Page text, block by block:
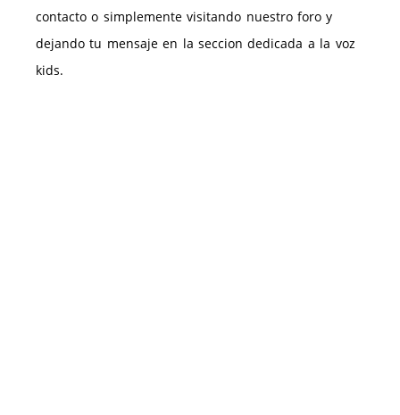
contacto o simplemente visitando nuestro foro y
dejando tu mensaje en la seccion dedicada a la voz
kids.